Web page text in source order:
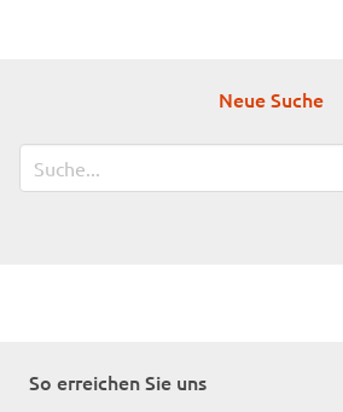
Neue Suche
So erreichen Sie uns